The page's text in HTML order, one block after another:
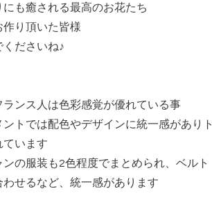
も癒される最高のお花たち
作り頂いた皆様
ださいね♪
ンス人は色彩感覚が優れている事
トでは配色やデザインに統一感がありト
ています
ンの服装も2色程度でまとめられ、ベルト
わせるなど、統一感があります